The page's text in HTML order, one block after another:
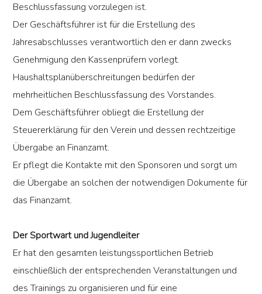
Beschlussfassung vorzulegen ist.
Der Geschäftsführer ist für die Erstellung des
Jahresabschlusses verantwortlich den er dann zwecks
Genehmigung den Kassenprüfern vorlegt.
Haushaltsplanüberschreitungen bedürfen der
mehrheitlichen Beschlussfassung des Vorstandes.
Dem Geschäftsführer obliegt die Erstellung der
Steuererklärung für den Verein und dessen rechtzeitige
Übergabe an Finanzamt.
Er pflegt die Kontakte mit den Sponsoren und sorgt um
die Übergabe an solchen der notwendigen Dokumente für
das Finanzamt.
Der Sportwart und Jugendleiter
Er hat den gesamten leistungssportlichen Betrieb
einschließlich der entsprechenden Veranstaltungen und
des Trainings zu organisieren und für eine